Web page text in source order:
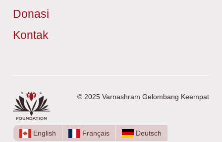
Donasi
Kontak
© 2025 Varnashram Gelombang Keempat
English Français Deutsch